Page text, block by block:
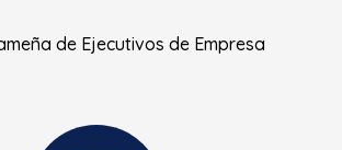
de Ejecutivos de Empresa